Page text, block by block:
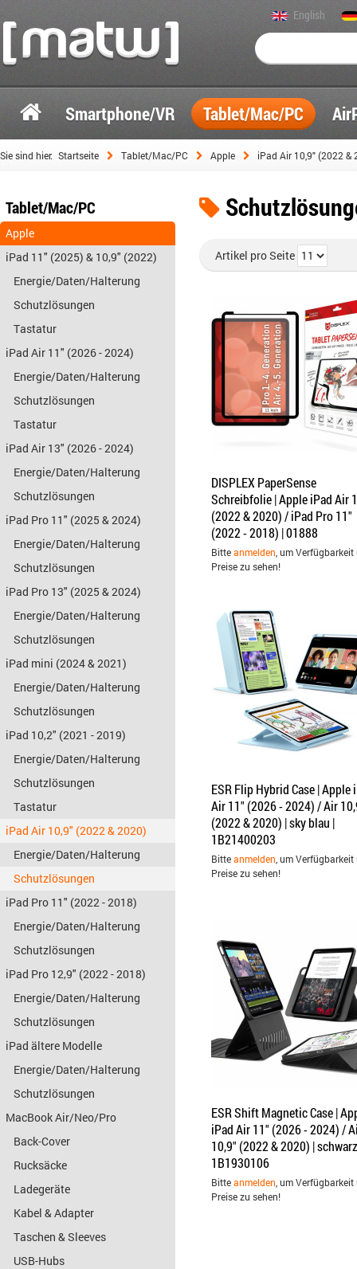
English
Smartphone/VR Tablet/Mac/PC
Sie sind hier: Startseite Tablet/Mac/PC Apple iPad Air 10,9" (2022 &
Artikel pro Seite
DISPLEX PaperSense
Schreibfolie | Apple iPad Air
(2022 & 2020) / iPad Pro 11"
(2022 - 2018) | 01888
Bitteanmelden , um
Preise zu sehen!
ESR Flip Hybrid Case | Apple
Air 11" (2026 - 2024) / Air
(2022 & 2020) | sky blau |
1B21400203
Bitteanmelden , um
Preise zu sehen!
ESR Shift Magnetic Case |
iPad Air 11" (2026 - 2024) /
10,9" (2022 & 2020) |
1B1930106
Bitteanmelden , um
Preise zu sehen!
Tablet/Mac/PC
Apple
iPad 11" (2025) & 10,9" (2022)
Energie/Daten/Halterung
Schutzlösungen
Tastatur
iPad Air 11" (2026 - 2024)
Energie/Daten/Halterung
Schutzlösungen
Tastatur
iPad Air 13" (2026 - 2024)
Energie/Daten/Halterung
Schutzlösungen
iPad Pro 11" (2025 & 2024)
Energie/Daten/Halterung
Schutzlösungen
iPad Pro 13" (2025 & 2024)
Energie/Daten/Halterung
Schutzlösungen
iPad mini (2024 & 2021)
Energie/Daten/Halterung
Schutzlösungen
iPad 10,2" (2021 - 2019)
Energie/Daten/Halterung
Schutzlösungen
Tastatur
iPad Air 10,9" (2022 & 2020)
Energie/Daten/Halterung
Schutzlösungen
iPad Pro 11" (2022 - 2018)
Energie/Daten/Halterung
Schutzlösungen
iPad Pro 12,9" (2022 - 2018)
Energie/Daten/Halterung
Schutzlösungen
iPad ältere Modelle
Energie/Daten/Halterung
Schutzlösungen
MacBook Air/Neo/Pro
Back-Cover
Rucksäcke
Ladegeräte
Kabel & Adapter
Taschen & Sleeves
USB-Hubs